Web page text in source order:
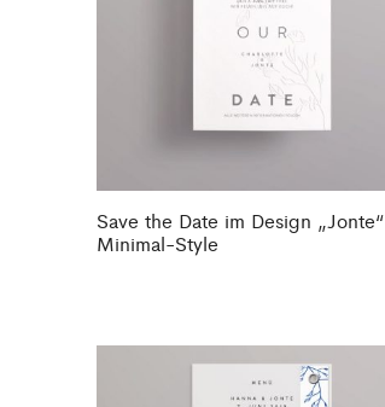
Save the Date im Design „Jonte“
Minimal-Style